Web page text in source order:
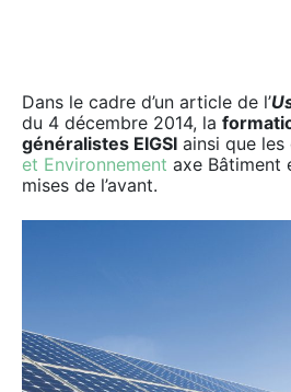
Dans le cadre d’un article de l’
du 4 décembre 2014, la
généralistes EIGSI ainsi que
et Environnement axe Bâtiment
mises de l’avant.